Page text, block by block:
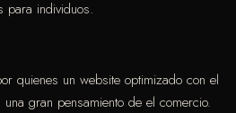
para individuos.
quienes un website optimizado con el
gran pensamiento de el comercio.